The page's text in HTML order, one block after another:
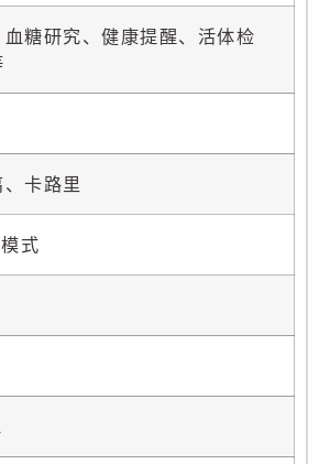
糖研究、健康提醒、活体检
卡路里
式